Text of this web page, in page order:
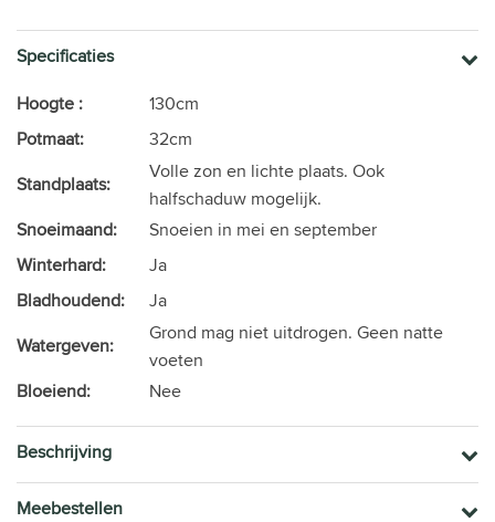
Specificaties
Hoogte :
130cm
Potmaat:
32cm
Standplaats:
Volle zon en lichte plaats. Ook
halfschaduw mogelijk.
Snoeimaand:
Snoeien in mei en september
Winterhard:
Ja
Bladhoudend:
Ja
Watergeven:
Grond mag niet uitdrogen. Geen natte
voeten
Bloeiend:
Nee
Beschrijving
Meebestellen